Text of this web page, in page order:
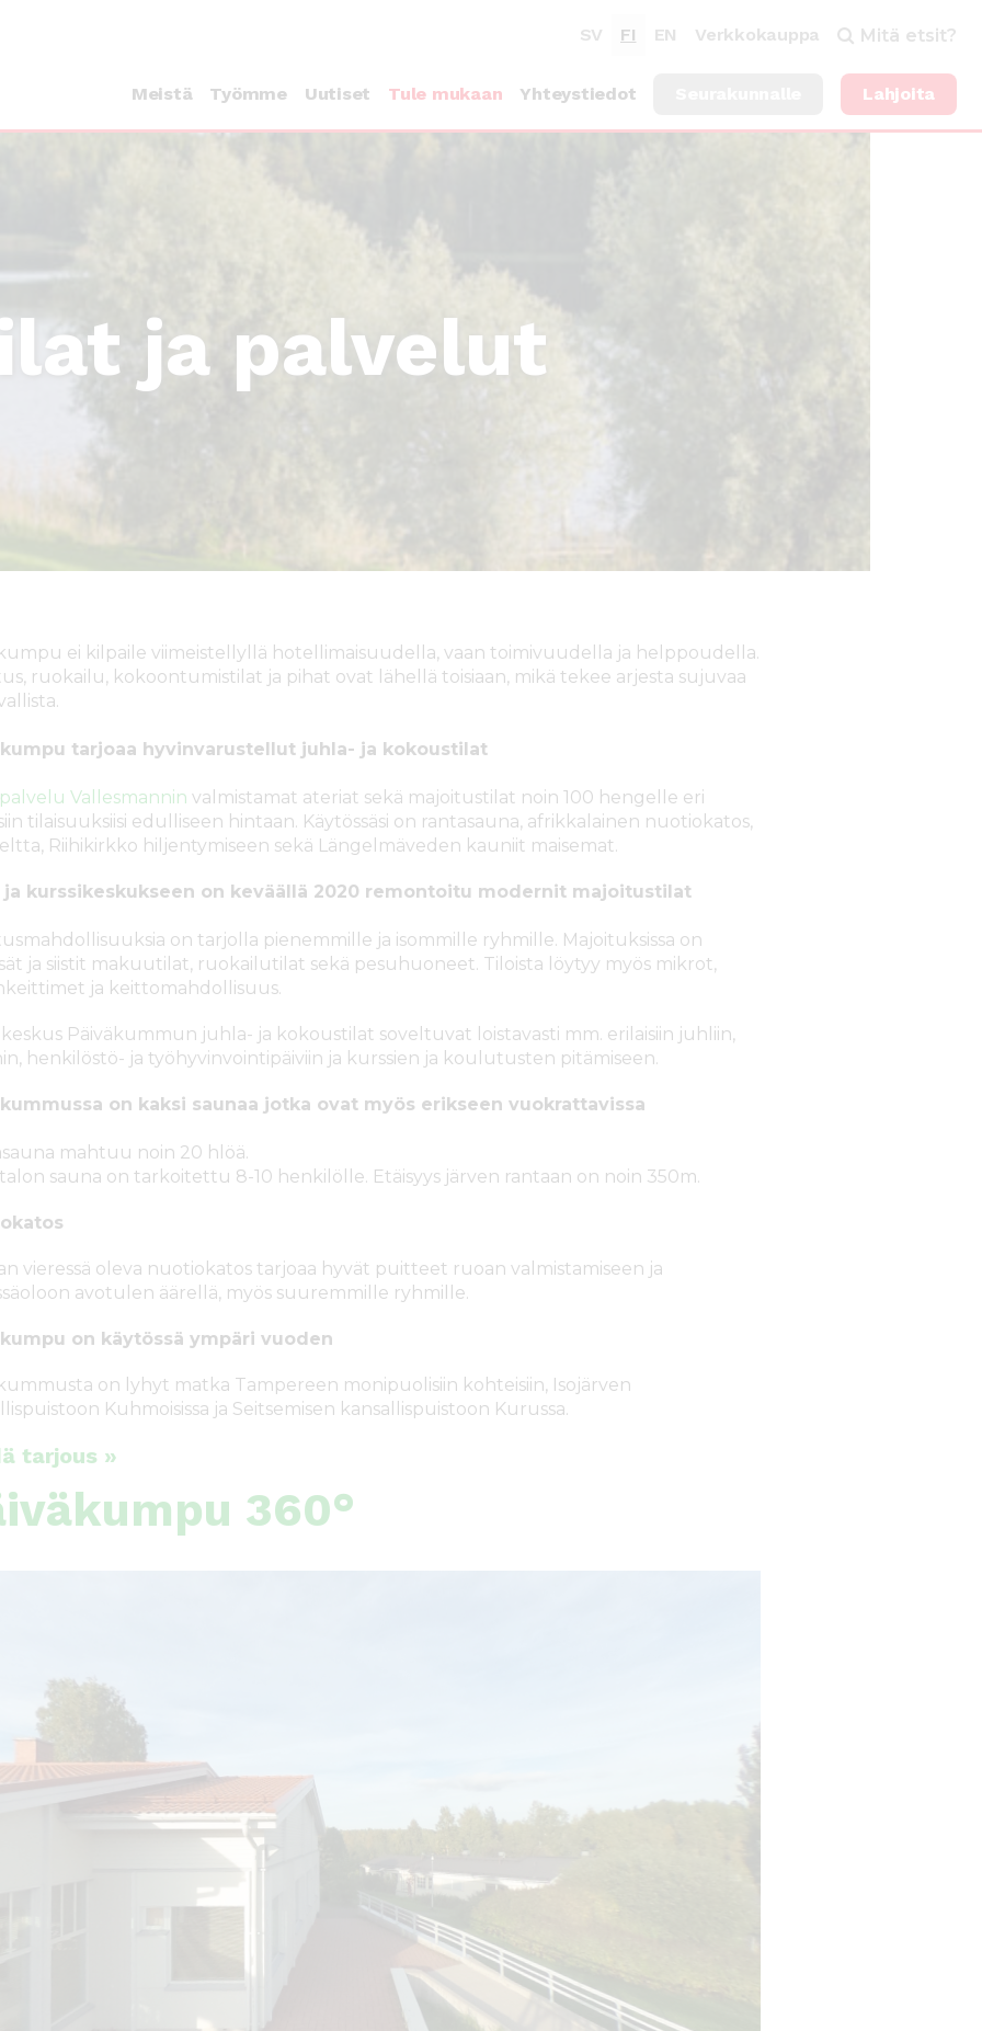
SV FI EN Verkkokauppa Mitä etsit?
Meistä Työmme Uutiset Tule mukaan Yhteystiedot Lahjoita
ja palvelut
ei kilpaile viimeistellyllä hotellimaisuudella, vaan toimivuudella ja helppoudella.
ruokailu, kokoontumistilat ja pihat ovat lähellä toisiaan, mikä tekee arjesta sujuvaa
tarjoaa hyvinvarustellut juhla- ja kokoustilat
Vallesmannin valmistamat ateriat sekä majoitustilat noin 100 hengelle eri
tilaisuuksiisi edulliseen hintaan. Käytössäsi on rantasauna, afrikkalainen nuotiokatos,
Riihikirkko hiljentymiseen sekä Längelmäveden kauniit maisemat.
kurssikeskukseen on keväällä 2020 remontoitu modernit majoitustilat
on tarjolla pienemmille ja isommille ryhmille. Majoituksissa on
ja siistit makuutilat, ruokailutilat sekä pesuhuoneet. Tiloista löytyy myös mikrot,
ja keittomahdollisuus.
Päiväkummun juhla- ja kokoustilat soveltuvat loistavasti mm. erilaisiin juhliin,
henkilöstö- ja työhyvinvointipäiviin ja kurssien ja koulutusten pitämiseen.
on kaksi saunaa jotka ovat myös erikseen vuokrattavissa
mahtuu noin 20 hlöä.
talon sauna on tarkoitettu 8-10 henkilölle. Etäisyys järven rantaan on noin 350m.
vieressä oleva nuotiokatos tarjoaa hyvät puitteet ruoan valmistamiseen ja
avotulen äärellä, myös suuremmille ryhmille.
on käytössä ympäri vuoden
on lyhyt matka Tampereen monipuolisiin kohteisiin, Isojärven
Kuhmoisissa ja Seitsemisen kansallispuistoon Kurussa.
tarjous »
360°